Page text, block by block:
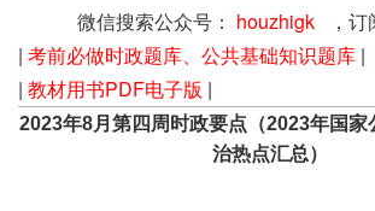
微信搜索公众号： houzhigk，订
| 考前必做时政题库、公共基础知识题库 |
| 教材用书PDF电子版 |
2023年8月第四周时政要点（2023年国家
治热点汇总）